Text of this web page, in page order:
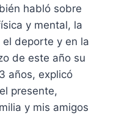
habló sobre
y mental, la
deporte y en la
de este año su
años, explicó
presente,
y mis amigos